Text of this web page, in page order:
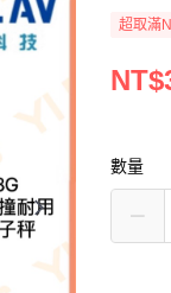
超取滿
數量